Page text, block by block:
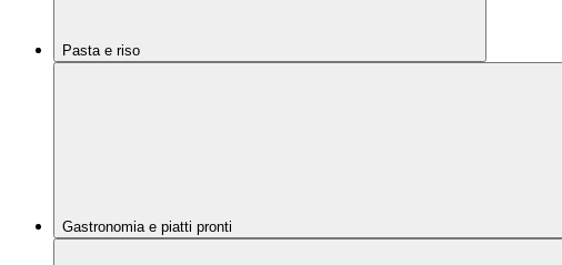
Pasta e riso
Gastronomia e piatti pronti